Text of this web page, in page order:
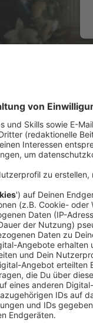
of Anarchy
Jungs, viele raue
sehen auf: Disney+